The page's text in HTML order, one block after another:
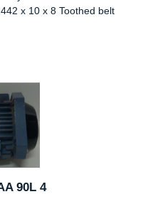
x 10 x 8 Toothed belt
90L 4